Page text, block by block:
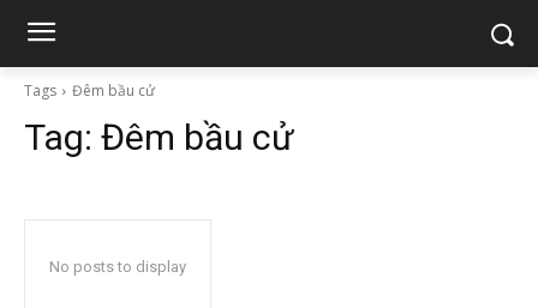
Tags Đêm bầu cử
Tag: Đêm bầu cử
No posts to display